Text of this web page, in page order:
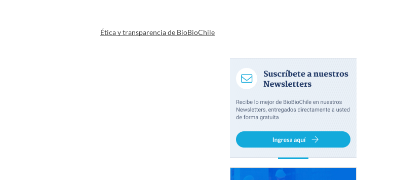
Ética y transparencia de BioBioChile